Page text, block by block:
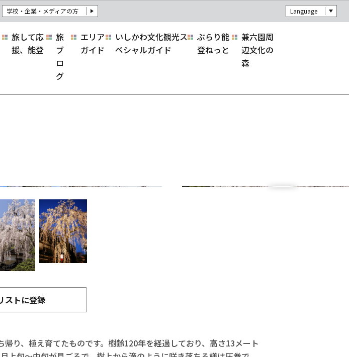
学校・企業・メディアの方 Language
旅して応
援、能登
旅
ブ
ロ
グ
エリア
ガイド
いしかわ文化観光ス
ペシャルガイド
ぶらり能
登ねっと
兼六園周
辺文化の
森
り、植え育てたものです。樹齢120年を経過しており、高さ13メート
ストに登録